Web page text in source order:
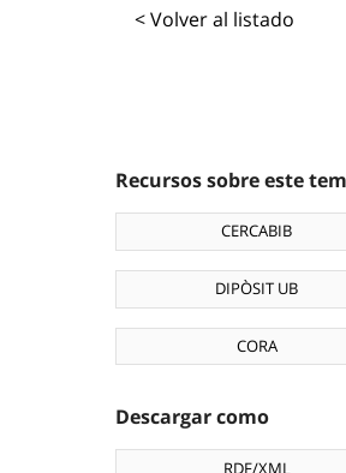
< Volver al listado
Recursos sobre este
CERCABIB
DIPÒSIT UB
CORA
Descargar como
RDF/XML